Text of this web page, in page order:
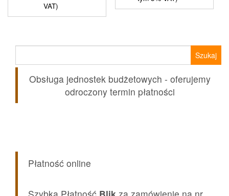
VAT)
wynosiła:wynosi:
Obsługa jednostek budżetowych - oferujemy
odroczony termin płatności
Płatność online